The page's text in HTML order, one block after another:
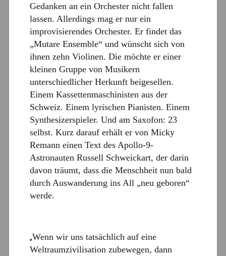
Gedanken an ein Orchester nicht fallen
lassen. Allerdings mag er nur ein
improvisierendes Orchester. Er findet das
„Mutare Ensemble“ und wünscht sich von
ihnen zehn Violinen. Die möchte er einer
kleinen Gruppe von Musikern
unterschiedlicher Herkunft beigesellen.
Einem Kassettenmaschinisten aus der
Schweiz. Einem lyrischen Pianisten. Einem
Synthesizerspieler. Und am Saxofon: 23
selbst. Kurz darauf erhält er von Micky
Remann einen Text des Apollo-9-
Astronauten Russell Schweickart, der darin
davon träumt, dass die Menschheit nun bald
durch Auswanderung ins All „neu geboren“
werde.
„Wenn wir uns tatsächlich auf eine
Weltraumzivilisation zubewegen, dann